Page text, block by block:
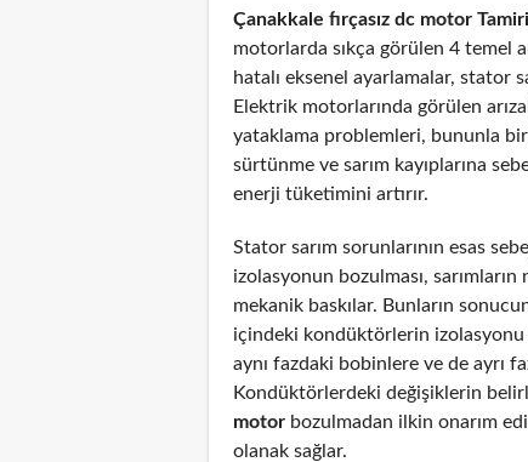
Çanakkale fırçasız dc motor Tamiri
motorlarda sıkça görülen 4 temel
hatalı eksenel ayarlamalar, stator
Elektrik motorlarında görülen
yataklama problemleri, bununla
sürtünme ve sarım kayıplarına
enerji tüketimini artırır.
Stator sarım sorunlarının esas
izolasyonun bozulması, sarımların
mekanik baskılar. Bunların
içindeki kondüktörlerin
aynı fazdaki bobinlere ve de ayrı
Kondüktörlerdeki değişiklerin
motor bozulmadan ilkin onarım
olanak sağlar.